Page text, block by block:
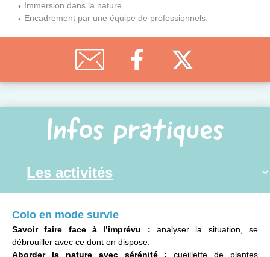
Immersion dans la nature.
Encadrement par une équipe de professionnels.
Infos pratiques
Colo en mode survie
Savoir faire face à l’imprévu : analyser la situation, se
débrouiller avec ce dont on dispose.
Aborder la nature avec sérénité : cueillette de plantes